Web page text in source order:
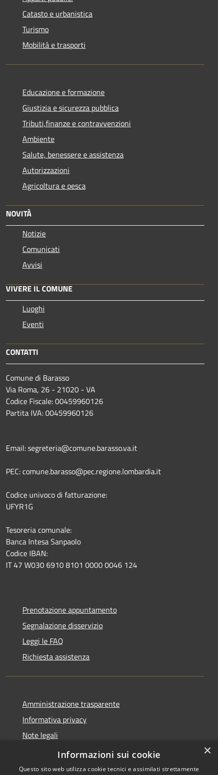
Catasto e urbanistica
Turismo
Mobilità e trasporti
Educazione e formazione
Giustizia e sicurezza pubblica
Tributi,finanze e contravvenzioni
Ambiente
Salute, benessere e assistenza
Autorizzazioni
Agricoltura e pesca
NOVITÀ
Notizie
Comunicati
Avvisi
VIVERE IL COMUNE
Luoghi
Eventi
CONTATTI
Comune di Barasso
Via Roma, 26 - 21020 - VA
Codice Fiscale: 00459960126
Partita IVA: 00459960126
Email: segreteria@comune.barasso.va.it
PEC: comune.barasso@pec.regione.lombardia.it
Codice univoco di fatturazione:
UFYR1G
Tesoreria comunale:
Banca Intesa Sanpaolo
Codice IBAN:
IT 47 W030 6910 8101 0000 0046 124
Prenotazione appuntamento
Segnalazione disservizio
Leggi le FAQ
Richiesta assistenza
Amministrazione trasparente
Informativa privacy
Note legali
Dichiarazione di accessibilità
×
Informazioni sui cookie
Questo sito web utilizza cookie tecnici e assimilati strettamente